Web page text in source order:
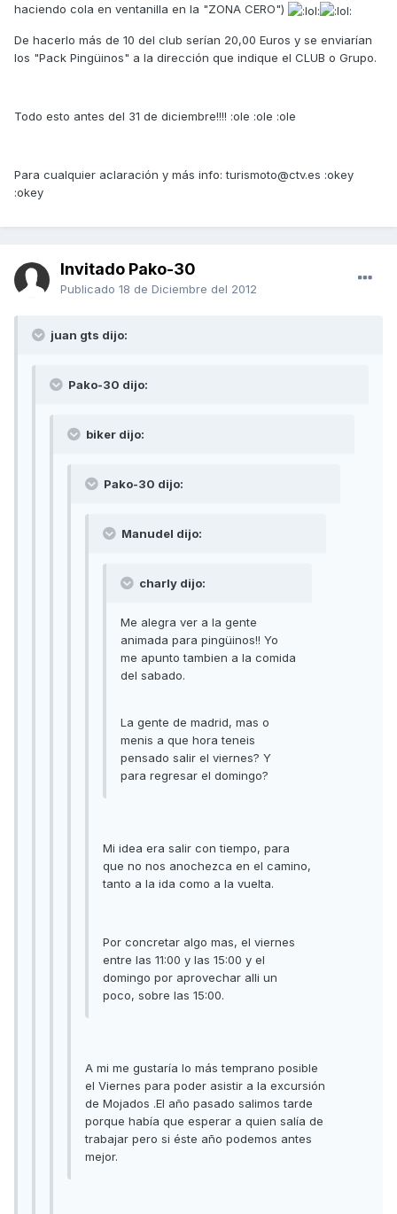
haciendo cola en ventanilla en la "ZONA CERO")
De hacerlo más de 10 del club serían 20,00 Euros y se enviarían
los "Pack Pingüinos" a la dirección que indique el CLUB o Grupo.
Todo esto antes del 31 de diciembre!!!! :ole :ole :ole
Para cualquier aclaración y más info: turismoto@ctv.es :okey
:okey
Invitado Pako-30
Publicado 18 de Diciembre del 2012
juan gts dijo:
Pako-30 dijo:
biker dijo:
Pako-30 dijo:
Manudel dijo:
charly dijo:
Me alegra ver a la gente
animada para pingüinos!! Yo
me apunto tambien a la comida
del sabado.
La gente de madrid, mas o
menis a que hora teneis
pensado salir el viernes? Y
para regresar el domingo?
Mi idea era salir con tiempo, para
que no nos anochezca en el camino,
tanto a la ida como a la vuelta.
Por concretar algo mas, el viernes
entre las 11:00 y las 15:00 y el
domingo por aprovechar alli un
poco, sobre las 15:00.
A mi me gustaría lo más temprano posible
el Viernes para poder asistir a la excursión
de Mojados .El año pasado salimos tarde
porque había que esperar a quien salía de
trabajar pero si éste año podemos antes
mejor.